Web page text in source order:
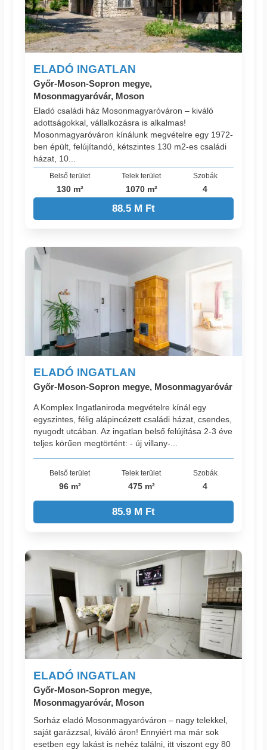
ELADÓ INGATLAN
Győr-Moson-Sopron megye,
Mosonmagyaróvár, Moson
Eladó családi ház Mosonmagyaróváron – kiváló
adottságokkal, vállalkozásra is alkalmas!
Mosonmagyaróváron kínálunk megvételre egy 1972-
ben épült, felújítandó, kétszintes 130 m2-es családi
házat, 10...
Belső terület
130 m²
Telek terület
1070 m²
Szobák
4
88.5 M Ft
ELADÓ INGATLAN
Győr-Moson-Sopron megye, Mosonmagyaróvár
A Komplex Ingatlaniroda megvételre kínál egy
egyszintes, félig alápincézett családi házat, csendes,
nyugodt utcában. Az ingatlan belső felújítása 2-3 éve
teljes körűen megtörtént: - új villany-...
Belső terület
96 m²
Telek terület
475 m²
Szobák
4
85.9 M Ft
ELADÓ INGATLAN
Győr-Moson-Sopron megye,
Mosonmagyaróvár, Moson
Sorház eladó Mosonmagyaróváron – nagy telekkel,
saját garázzsal, kiváló áron! Ennyiért ma már sok
esetben egy lakást is nehéz találni, itt viszont egy 80